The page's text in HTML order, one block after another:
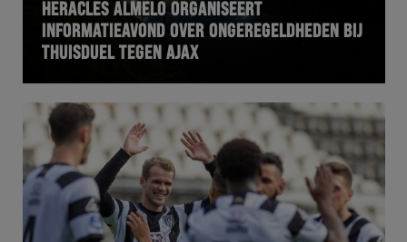
HERACLES ALMELO ORGANISEERT
INFORMATIEAVOND OVER ONGEREGELDHEDEN BIJ
THUISDUEL TEGEN AJAX